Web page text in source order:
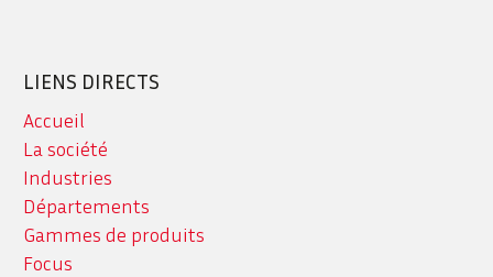
LIENS DIRECTS
Accueil
La société
Industries
Départements
Gammes de produits
Focus